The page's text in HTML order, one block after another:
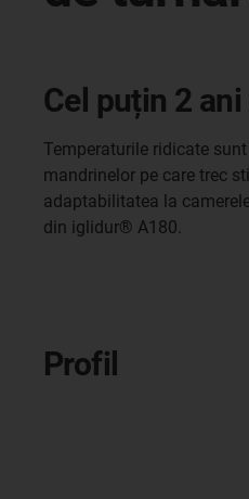
Cel puțin 2
Temperaturile ridicate
mandrinelor pe care trec
adaptabilitatea la
din iglidur® A180.
Profil